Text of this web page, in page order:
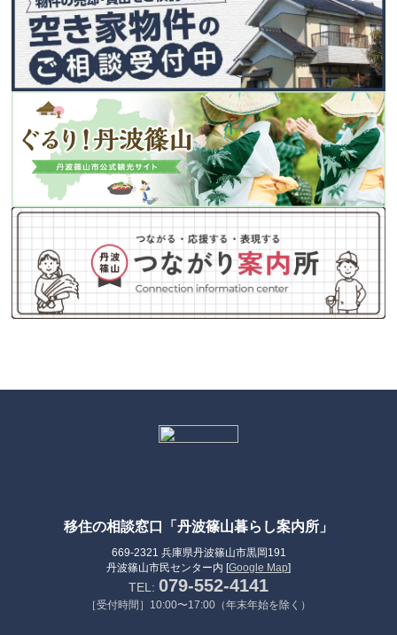
移住の相談窓口「丹波篠山暮らし案内所」
669-2321 兵庫県丹波篠山市黒岡191
丹波篠山市民センター内 [Google Map]
TEL: 079-552-4141
［受付時間］10:00〜17:00（年末年始を除く）